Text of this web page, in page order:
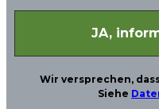
Wir versprechen,
Siehe